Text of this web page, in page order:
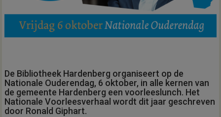
De Bibliotheek Hardenberg organiseert op de
Nationale Ouderendag, 6 oktober, in alle kernen van
de gemeente Hardenberg een voorleeslunch. Het
Nationale Voorleesverhaal wordt dit jaar geschreven
door Ronald Giphart.